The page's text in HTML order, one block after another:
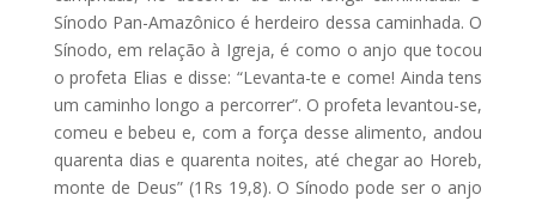
Sínodo Pan-Amazônico é herdeiro dessa caminhada. O
Sínodo, em relação à Igreja, é como o anjo que tocou
o profeta Elias e disse: “Levanta-te e come! Ainda tens
um caminho longo a percorrer”. O profeta levantou-se,
comeu e bebeu e, com a força desse alimento, andou
quarenta dias e quarenta noites, até chegar ao Horeb,
monte de Deus” (1Rs 19,8). O Sínodo pode ser o anjo